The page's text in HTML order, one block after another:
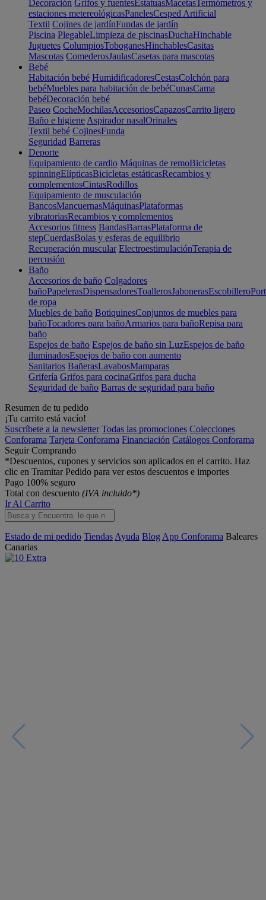
Decoración Grifos y fuentesEstatuasMacetasTermómetros y
estaciones metereológicasPanelesCesped Artificial
Textil Cojines de jardínFundas de jardín
Piscina PlegableLimpieza de piscinasDuchaHinchable
Juguetes ColumpiosToboganesHinchablesCasitas
Mascotas ComederosJaulasCasetas para mascotas
Bebé
Habitación bebé HumidificadoresCestasColchón para
bebéMuebles para habitación de bebéCunasCama
bebéDecoración bebé
Paseo CocheMochilasAccesoriosCapazosCarrito ligero
Baño e higiene Aspirador nasalOrinales
Textil bebé CojinesFunda
Seguridad Barreras
Deporte
Equipamiento de cardio Máquinas de remoBicicletas
spinningElípticasBicicletas estáticasRecambios y
complementosCintasRodillos
Equipamiento de musculación
BancosMancuernasMáquinasPlataformas
vibratoriasRecambios y complementos
Accesorios fitness BandasBarrasPlataforma de
stepCuerdasBolas y esferas de equilibrio
Recuperación muscular ElectroestimulaciónTerapia de
percusión
Baño
Accesorios de baño Colgadores
bañoPapelerasDispensadoresToallerosJabonerasEscobillero
de ropa
Muebles de baño BotiquinesConjuntos de muebles para
bañoTocadores para bañoArmarios para bañoRepisa para
baño
Espejos de baño Espejos de baño sin LuzEspejos de baño
iluminadosEspejos de baño con aumento
Sanitarios BañerasLavabosMamparas
Grifería Grifos para cocinaGrifos para ducha
Seguridad de baño Barras de seguridad para baño
Resumen de tu pedido
¡Tu carrito está vacío!
Suscríbete a la newsletter Todas las promociones Colecciones
Conforama Tarjeta Conforama Financiación Catálogos Conforama
Seguir Comprando
*Descuentos, cupones y servicios son aplicados en el carrito. Haz
clic en Tramitar Pedido para ver estos descuentos e importes
Pago 100% seguro
Total con descuento (IVA incluido*)
Ir Al Carrito
Estado de mi pedido Tiendas Ayuda Blog App Conforama Baleares
Canarias